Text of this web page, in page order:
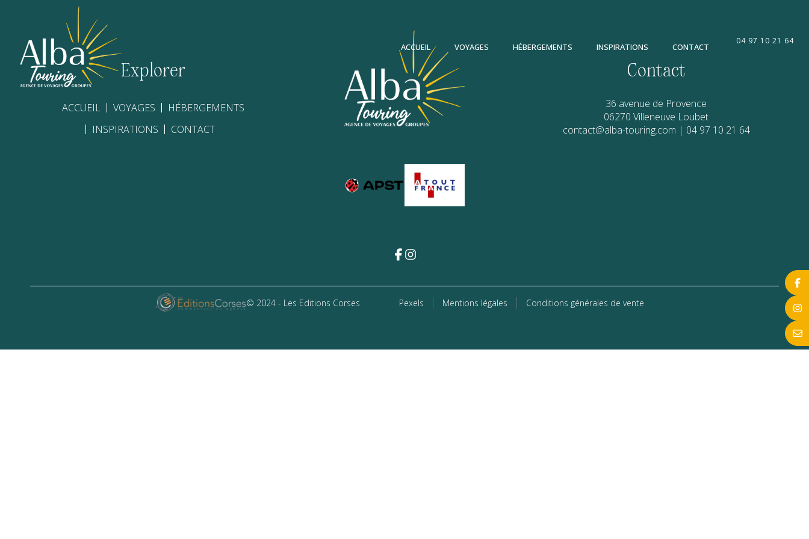
ACCUEIL VOYAGES HÉBERGEMENTS INSPIRATIONS CONTACT
04 97 10 21 64
Explorer
ACCUEIL VOYAGES
HÉBERGEMENTS
INSPIRATIONS
CONTACT
Contact
36 avenue de Provence
06270 Villeneuve Loubet
contact@alba-touring.com | 04 97 10 21 64
© 2024 - Les Editions Corses Pexels Mentions légales Conditions générales de vente